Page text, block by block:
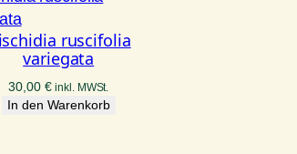
ruscifolia
variegata
30,00 € inkl. MWSt.
In den Warenkorb